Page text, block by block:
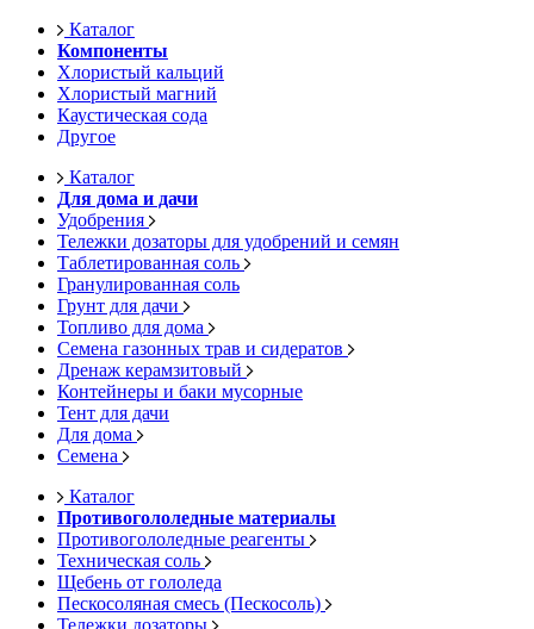
Каталог
Компоненты
Хлористый кальций
Хлористый магний
Каустическая сода
Другое
Каталог
Для дома и дачи
Удобрения
Тележки дозаторы для удобрений и семян
Таблетированная соль
Гранулированная соль
Грунт для дачи
Топливо для дома
Семена газонных трав и сидератов
Дренаж керамзитовый
Контейнеры и баки мусорные
Тент для дачи
Для дома
Семена
Каталог
Противогололедные материалы
Противогололедные реагенты
Техническая соль
Щебень от гололеда
Пескосоляная смесь (Пескосоль)
Тележки дозаторы